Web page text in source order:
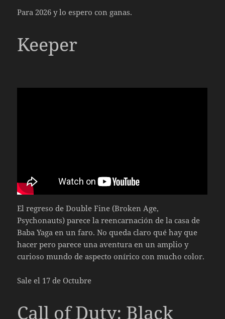
Para 2026 y lo espero con ganas.
Keeper
El regreso de Double Fine (Broken Age,
Psychonauts) parece la reencarnación de la casa de
Baba Yaga en un faro. No queda claro qué hay que
hacer pero parece una aventura en un amplio y
curioso mundo de aspecto onírico con mucho color.
Sale el 17 de Octubre
Call of Duty: Black